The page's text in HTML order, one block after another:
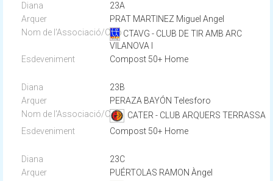
23A
PRAT MARTINEZ Miguel Angel
CTAVG - CLUB DE TIR AMB ARC
VILANOVA I
Compost 50+ Home
23B
PERAZA BAYÓN Telesforo
CATER - CLUB ARQUERS TERRASSA
Compost 50+ Home
23C
PUÉRTOLAS RAMON Àngel